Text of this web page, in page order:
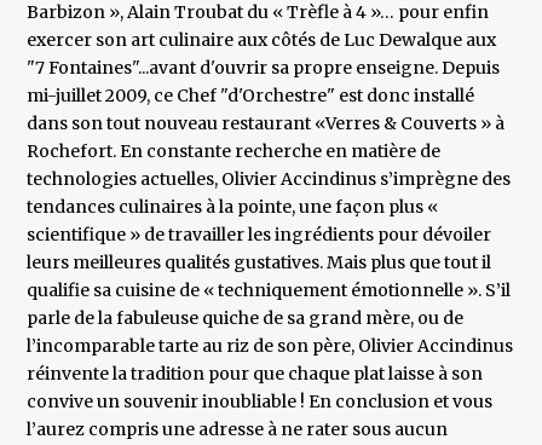
Barbizon », Alain Troubat du « Trèfle à 4 »… pour enfin
exercer son art culinaire aux côtés de Luc Dewalque aux
"7 Fontaines"...avant d'ouvrir sa propre enseigne. Depuis
mi-juillet 2009, ce Chef "d'Orchestre" est donc installé
dans son tout nouveau restaurant «Verres & Couverts » à
Rochefort. En constante recherche en matière de
technologies actuelles, Olivier Accindinus s’imprègne des
tendances culinaires à la pointe, une façon plus «
scientifique » de travailler les ingrédients pour dévoiler
leurs meilleures qualités gustatives. Mais plus que tout il
qualifie sa cuisine de « techniquement émotionnelle ». S’il
parle de la fabuleuse quiche de sa grand mère, ou de
l’incomparable tarte au riz de son père, Olivier Accindinus
réinvente la tradition pour que chaque plat laisse à son
convive un souvenir inoubliable ! En conclusion et vous
l’aurez compris une adresse à ne rater sous aucun